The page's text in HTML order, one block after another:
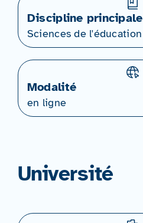
Discipline principale
Sciences de l'éducation
Modalité
en ligne
Université